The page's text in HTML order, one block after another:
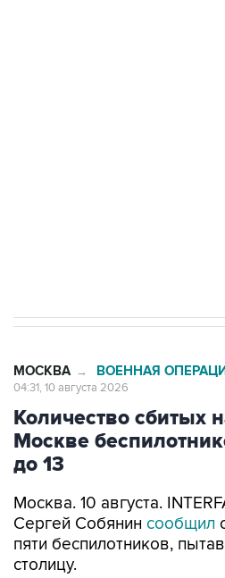
МОСКВА → ВОЕННАЯ
04:31, 10 августа 2026
Количество сбитых
Москве
до 13
Москва. 10 августа.
Сергей Собянин сообщил
пяти беспилотников,
столицу.